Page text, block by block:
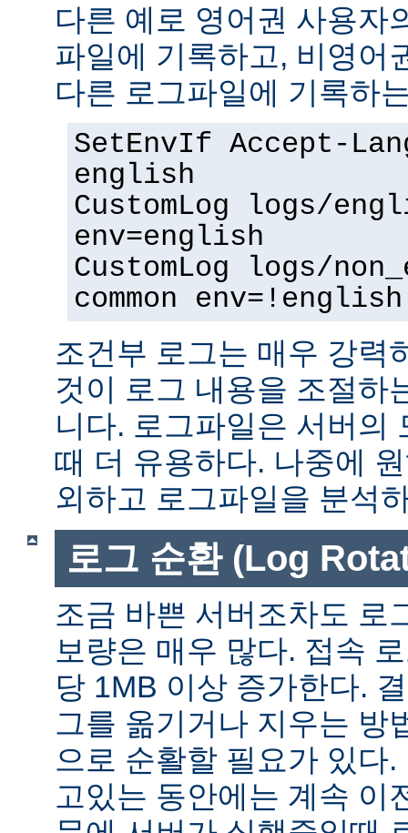
다른 예로 영어권 사용자
파일에 기록하고, 비영어
다른 로그파일에 기록하
SetEnvIf Accept-
english
CustomLog logs/
env=english
CustomLog logs/
common env=!english
조건부 로그는 매우 강력
것이 로그 내용을 조절하
니다. 로그파일은 서버의
때 더 유용하다. 나중에
외하고 로그파일을 분석
로그 순환 (Log
조금 바쁜 서버조차도 로
보량은 매우 많다. 접속
당 1MB 이상 증가한다.
그를 옮기거나 지우는 방
으로 순활할 필요가 있다
고있는 동안에는 계속 이